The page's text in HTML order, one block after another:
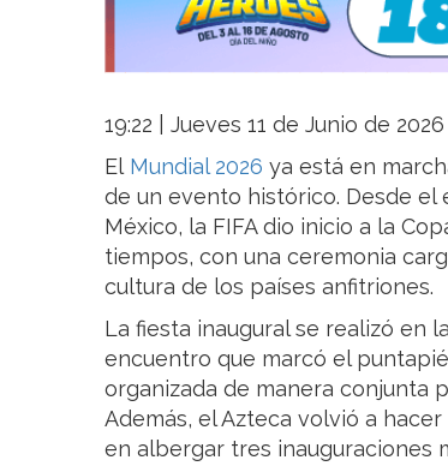
19:22 | Jueves 11 de Junio de
El Mundial 2026 ya está en
de un evento histórico. Desde el
México, la FIFA dio inicio a la
tiempos, con una ceremonia
cultura de los países anfitriones.
La fiesta inaugural se realizó en
encuentro que marcó el
organizada de manera conjunta
Además, el Azteca volvió a
en albergar tres inauguraciones